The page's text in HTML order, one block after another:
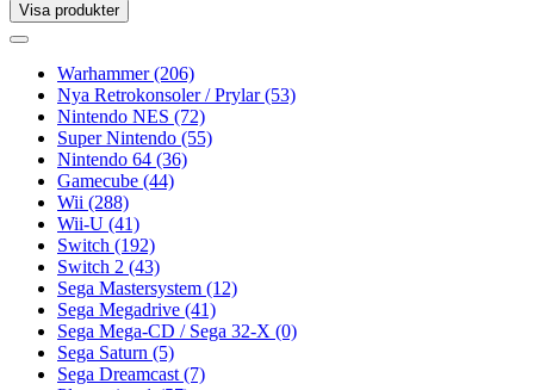
Visa produkter
Toggle
Toggle
navigationWarhammer(206)
Nya Retrokonsoler / Prylar(53)
Nintendo NES (72)
Super Nintendo (55)
Nintendo 64 (36)
Gamecube (44)
Wii (288)
Wii-U (41)
Switch (192)
Switch 2 (43)
Sega Mastersystem (12)
Sega Megadrive (41)
Sega Mega-CD / Sega 32-X (0)
Sega Saturn (5)
Sega Dreamcast (7)